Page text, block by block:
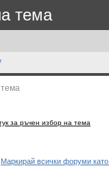
тема
за ръчен избор на тема
Маркирай всички форуми